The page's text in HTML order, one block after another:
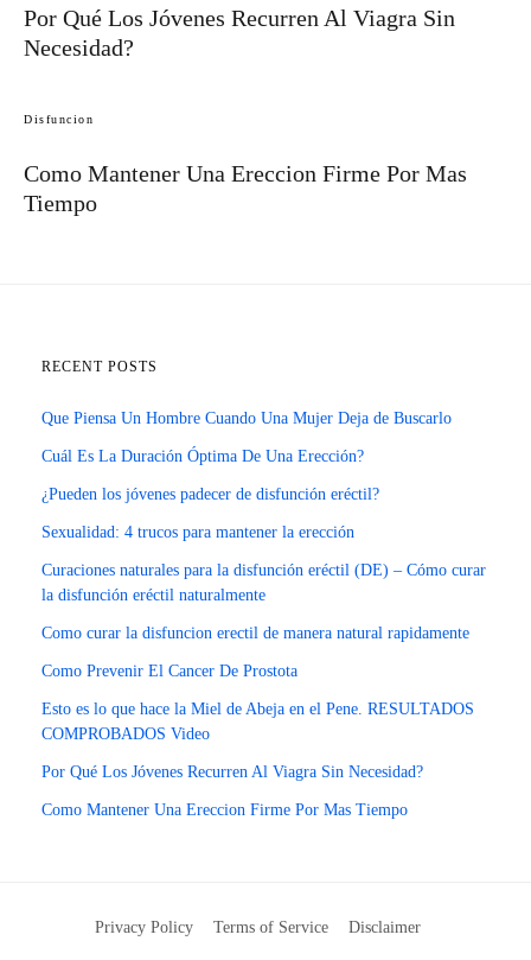
Por Qué Los Jóvenes Recurren Al Viagra Sin
Necesidad?
Disfuncion
Como Mantener Una Ereccion Firme Por Mas
Tiempo
RECENT POSTS
Que Piensa Un Hombre Cuando Una Mujer Deja de Buscarlo
Cuál Es La Duración Óptima De Una Erección?
¿Pueden los jóvenes padecer de disfunción eréctil?
Sexualidad: 4 trucos para mantener la erección
Curaciones naturales para la disfunción eréctil (DE) – Cómo curar
la disfunción eréctil naturalmente
Como curar la disfuncion erectil de manera natural rapidamente
Como Prevenir El Cancer De Prostota
Esto es lo que hace la Miel de Abeja en el Pene. RESULTADOS
COMPROBADOS Video
Por Qué Los Jóvenes Recurren Al Viagra Sin Necesidad?
Como Mantener Una Ereccion Firme Por Mas Tiempo
Privacy Policy Terms of Service Disclaimer